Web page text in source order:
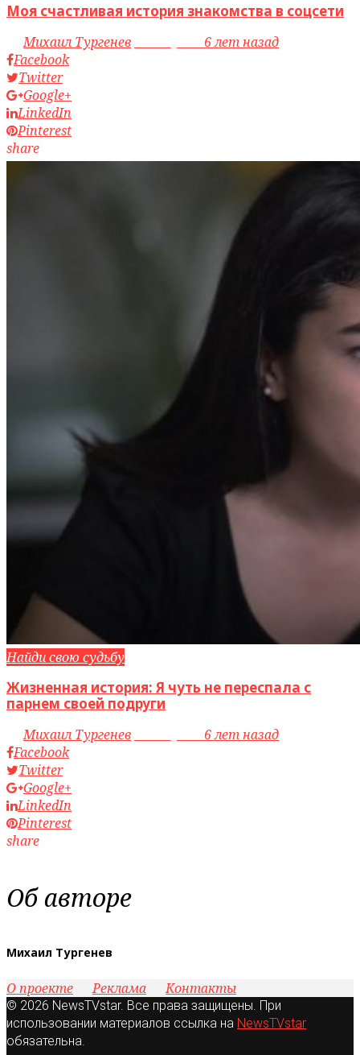
Моя счастливая история знакомства в соцсети
byМихаил Тургенев
6 лет назад
Facebook
Twitter
Google+
LinkedIn
Pinterest
share
Найди свою судьбу
Жизненная история: Я чуть не переспала с
парнем своей подруги
byМихаил Тургенев
6 лет назад
Facebook
Twitter
Google+
LinkedIn
Pinterest
share
Об авторе
Михаил Тургенев
О проекте Реклама Контакты
© 2026 NewsTVstar. Все права защищены. При
использовании материалов ссылка на NewsTVstar
обязательна.